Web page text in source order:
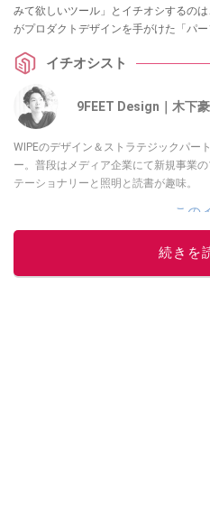
みて欲しいツール」とイチオシするの
がプロダクトデザインを手がけた「パ
た。
イチオシスト
9FEET Design｜木下豪
WIPEのデザイン＆ストラテジックパー
ー。普段はメディア企業にて新規事業
テーショナリーと照明と読書が趣味。
この
続きを